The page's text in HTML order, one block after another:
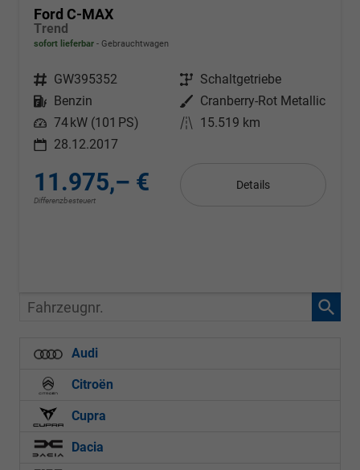
Ford C-MAX
Trend
sofort lieferbar Gebrauchtwagen
Fahrzeugnr. GW395352 Getriebe Schaltgetriebe
Kraftstoff
Benzin Außenfarbe Cranberry-Rot Metallic
Leistung 74 kW (101 PS) Kilometerstand 15.519 km
28.12.2017
11.975,– €
Differenzbesteuert
Details
Fahrzeugnr.
Audi
Citroën
Cupra
Dacia